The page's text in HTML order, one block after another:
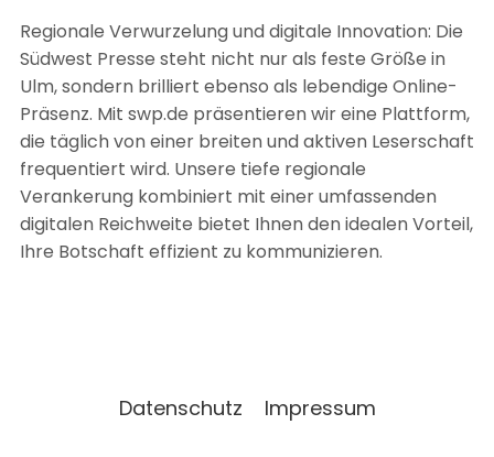
Regionale Verwurzelung und digitale Innovation: Die
Südwest Presse steht nicht nur als feste Größe in
Ulm, sondern brilliert ebenso als lebendige Online-
Präsenz. Mit swp.de präsentieren wir eine Plattform,
die täglich von einer breiten und aktiven Leserschaft
frequentiert wird. Unsere tiefe regionale
Verankerung kombiniert mit einer umfassenden
digitalen Reichweite bietet Ihnen den idealen Vorteil,
Ihre Botschaft effizient zu kommunizieren.
Datenschutz Impressum